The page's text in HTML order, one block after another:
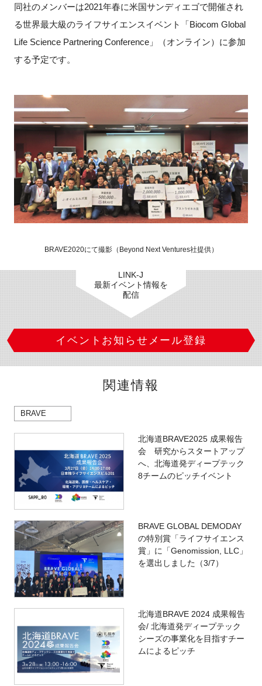
閉じる
同社のメンバーは2021年春に米国サンディエゴで開催され
る世界最大級のライフサイエンスイベント「Biocom Global
Life Science Partnering Conference」（オンライン）に参加
する予定です。
BRAVE2020にて撮影（Beyond Next Ventures社提供）
LINK-J
最新イベント情報を
配信
イベントお知らせメール登録
関連情報
BRAVE
北海道BRAVE2025 成果報告
会 研究からスタートアップ
へ、北海道発ディープテック
8チームのピッチイベント
BRAVE GLOBAL DEMODAY
の特別賞「ライフサイエンス
賞」に「Genomission, LLC」
を選出しました（3/7）
北海道BRAVE 2024 成果報告
会/ 北海道発ディープテック
シーズの事業化を目指すチー
ムによるピッチ